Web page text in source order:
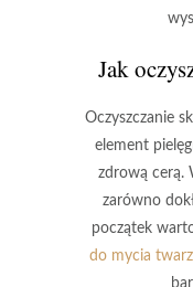
Jak
Oczyszczanie
element
zdrową cerą.
zarówno
początek
do mycia